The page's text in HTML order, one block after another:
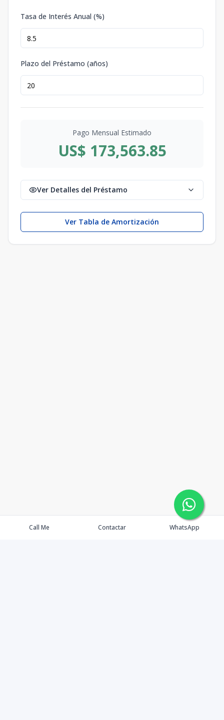
Tasa de Interés Anual (%)
Plazo del Préstamo (años)
Pago Mensual Estimado
US$ 173,563.85
Ver Detalles del Préstamo
Ver Tabla de Amortización
Call Me Contactar WhatsApp